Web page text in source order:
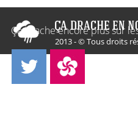
2013 - © Tous droits
Ça Drache encore plus sur